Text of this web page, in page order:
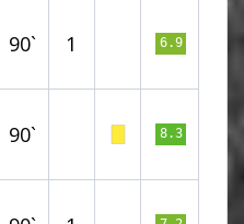
90` 1 6.9
90` 8.3